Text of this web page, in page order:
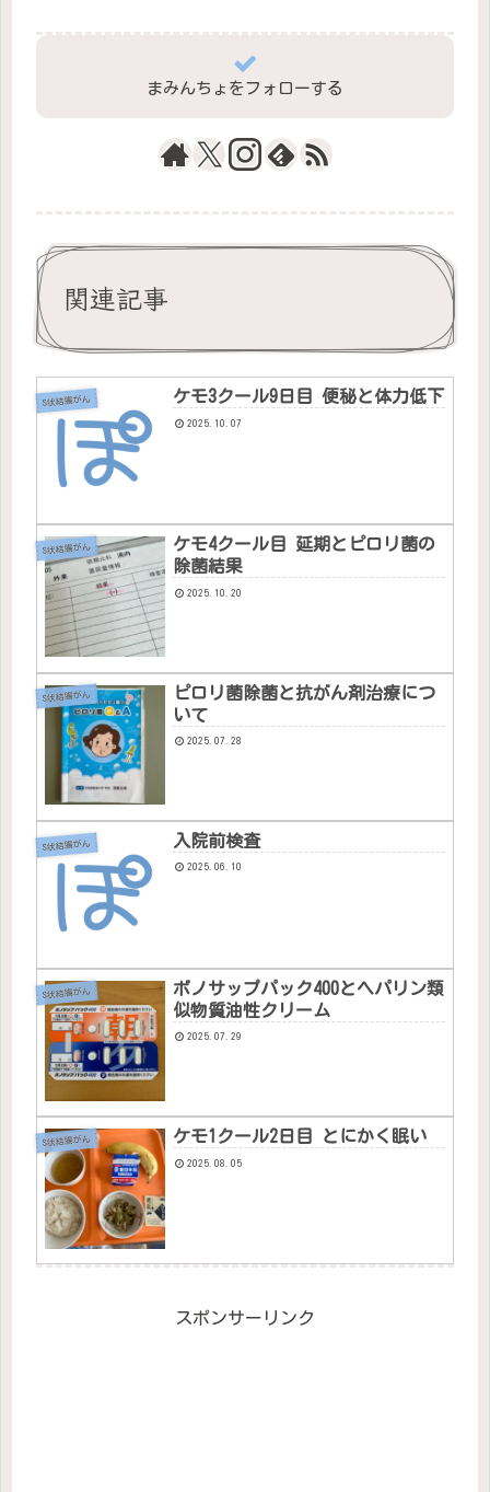
まみんちょをフォローする
関連記事
S状結腸がん ケモ3クール9日目 便秘と体力低下
2025.10.07
S状結腸がん
ケモ4クール目 延期とピロリ菌の
除菌結果
2025.10.20
S状結腸がん
ピロリ菌除菌と抗がん剤治療につ
いて
2025.07.28
S状結腸がん 入院前検査
2025.06.10
S状結腸がん
ボノサップパック400とヘパリン類
似物質油性クリーム
2025.07.29
S状結腸がん ケモ1クール2日目 とにかく眠い
2025.08.05
スポンサーリンク